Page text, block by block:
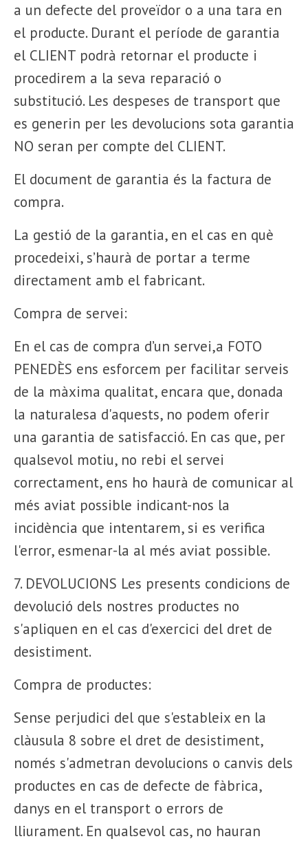
a un defecte del proveïdor o a una tara en
el producte. Durant el període de garantia
el CLIENT podrà retornar el producte i
procedirem a la seva reparació o
substitució. Les despeses de transport que
es generin per les devolucions sota garantia
NO seran per compte del CLIENT.
El document de garantia és la factura de
compra.
La gestió de la garantia, en el cas en què
procedeixi, s’haurà de portar a terme
directament amb el fabricant.
Compra de servei:
En el cas de compra d’un servei,a FOTO
PENEDÈS ens esforcem per facilitar serveis
de la màxima qualitat, encara que, donada
la naturalesa d'aquests, no podem oferir
una garantia de satisfacció. En cas que, per
qualsevol motiu, no rebi el servei
correctament, ens ho haurà de comunicar al
més aviat possible indicant-nos la
incidència que intentarem, si es verifica
l'error, esmenar-la al més aviat possible.
7. DEVOLUCIONS Les presents condicions de
devolució dels nostres productes no
s'apliquen en el cas d'exercici del dret de
desistiment.
Compra de productes:
Sense perjudici del que s'estableix en la
clàusula 8 sobre el dret de desistiment,
només s'admetran devolucions o canvis dels
productes en cas de defecte de fàbrica,
danys en el transport o errors de
lliurament. En qualsevol cas, no hauran